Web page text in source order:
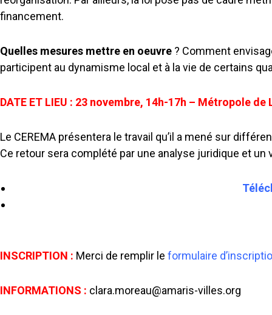
financement.
Quelles mesures mettre en oeuvre ? Comment
participent au dynamisme local et à la vie de certains
DATE ET LIEU : 23 novembre, 14h-17h – Métropole de
Le CEREMA présentera le travail qu’il a mené sur
Ce retour sera complété par une analyse juridique et un
INSCRIPTION : Merci de remplir le formulaire
INFORMATIONS : clara.moreau@amaris-villes.org